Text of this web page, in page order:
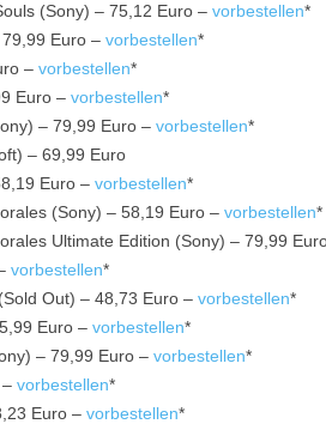
(Sony) – 75,12 Euro – vorbestellen*
Euro – vorbestellen*
– vorbestellen*
Euro – vorbestellen*
– 79,99 Euro – vorbestellen*
– 69,99 Euro
Euro – vorbestellen*
(Sony) – 58,19 Euro – vorbestellen*
Ultimate Edition (Sony) – 79,99
vorbestellen*
Out) – 48,73 Euro – vorbestellen*
Euro – vorbestellen*
– 79,99 Euro – vorbestellen*
vorbestellen*
Euro – vorbestellen*